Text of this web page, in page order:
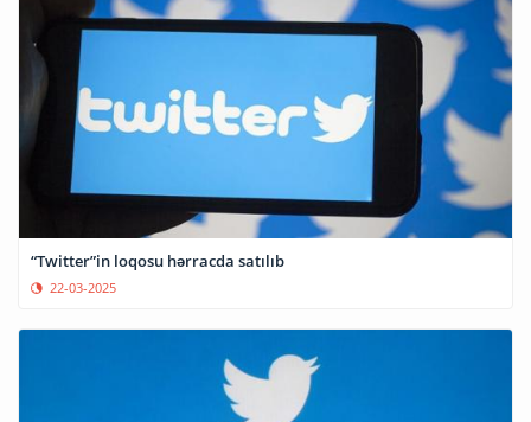
“Twitter”in loqosu hərracda satılıb
22-03-2025